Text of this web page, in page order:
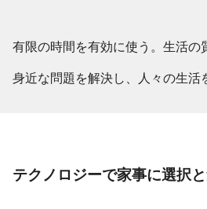
有限の時間を有効に使う。生活の
身近な問題を解決し、人々の生活
テクノロジーで家事に選択